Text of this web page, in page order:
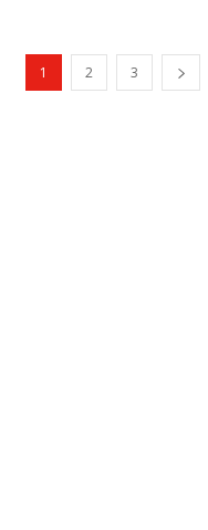
1 2 3